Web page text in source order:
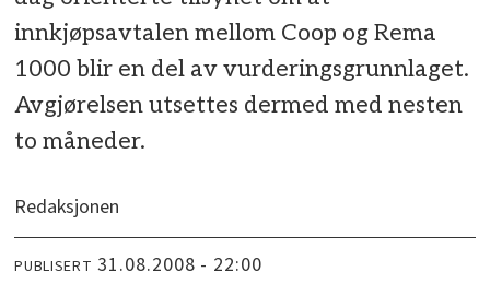
innkjøpsavtalen mellom Coop og Rema
1000 blir en del av vurderingsgrunnlaget.
Avgjørelsen utsettes dermed med nesten
to måneder.
Redaksjonen
PUBLISERT 31.08.2008 - 22:00